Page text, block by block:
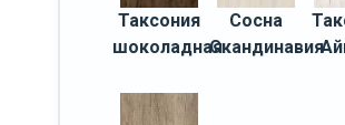
Таксония
шоколадная
Сосна
Скандинавия